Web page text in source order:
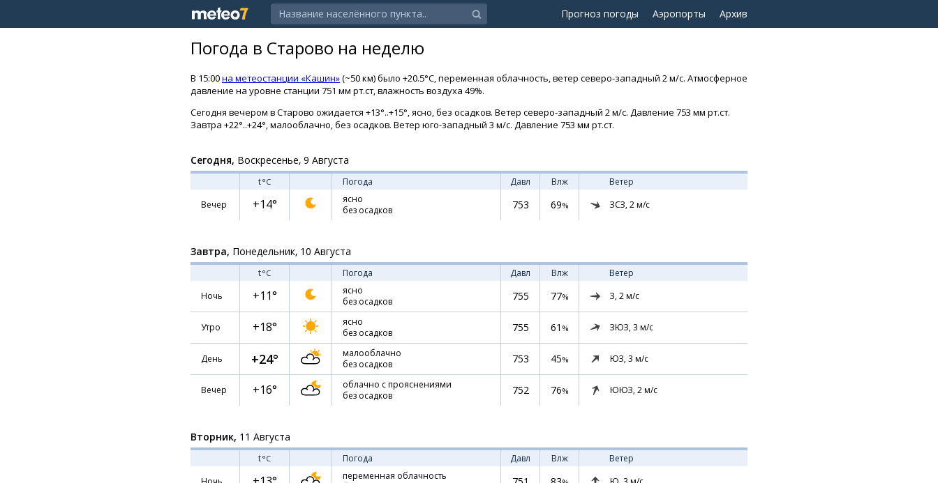
Прогноз погоды Аэропорты Архив
Погода в Старово на неделю
В 15:00на метеостанции «Кашин»(~50 км) было +20.5°C, переменная облачность, ветер северо-западный 2 м/с. Атмосферное
давление на уровне станции 751 мм рт.ст, влажность воздуха 49%.
Сегодня вечером в Старово ожидается +13°..+15°, ясно, без осадков. Ветер северо-западный 2 м/с. Давление 753 мм рт.ст.
Завтра +22°..+24°, малооблачно, без осадков. Ветер юго-западный 3 м/с. Давление 753 мм рт.ст.
Сегодня, Воскресенье, 9 Августа
t°C Погода Давл Влж
Ветер
Вечер
+14°
ясно
без осадков
753 69% ЗСЗ, 2м/с
Завтра, Понедельник, 10 Августа
t°C Погода Давл Влж
Ветер
Ночь
+11°
ясно
без осадков
755 77% З, 2м/с
Утро +18°
ясно
без осадков
755 61 % ЗЮЗ, 3 м/с
День +24°
малооблачно
без осадков
753 45% ЮЗ, 3 м/с
Вечер +16°
облачно с прояснениями
без осадков
752 76% ЮЮЗ, 2м/с
Вторник, 11 Августа
t°C Погода Давл Влж
Ветер
переменная облачность